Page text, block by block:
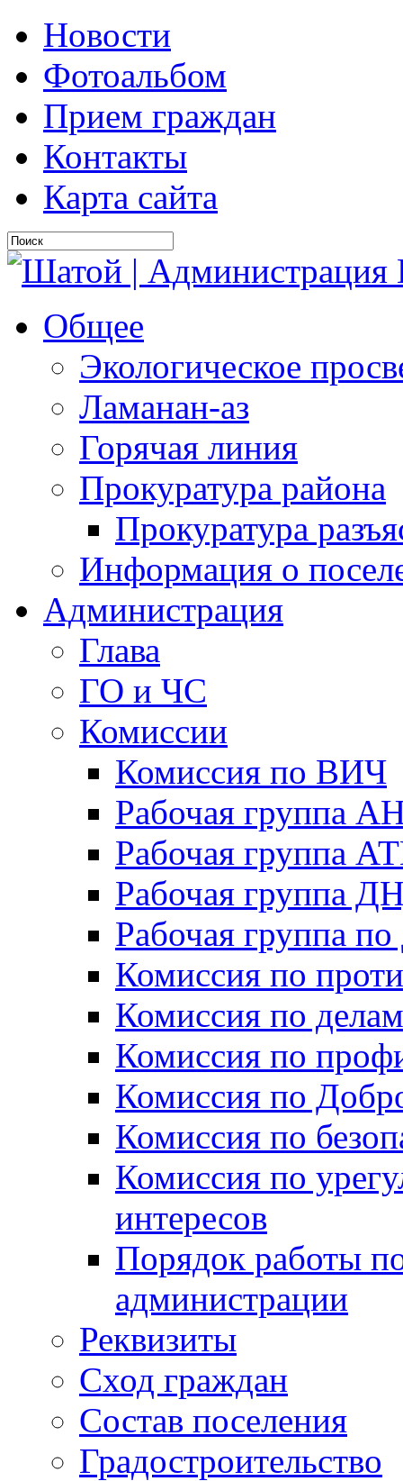
Новости
Фотоальбом
Прием граждан
Контакты
Карта сайта
Общее
Экологическое
Ламанан-аз
Горячая линия
Прокуратура района
Прокуратура
Информация о
Администрация
Глава
ГО и ЧС
Комиссии
Комиссия по ВИЧ
Рабочая группа
Рабочая группа
Рабочая группа
Рабочая группа
Комиссия по
Комиссия по
Комиссия по
Комиссия по
Комиссия по
Комиссия по
интересов
Порядок работы
администрации
Реквизиты
Сход граждан
Состав поселения
Градостроительство